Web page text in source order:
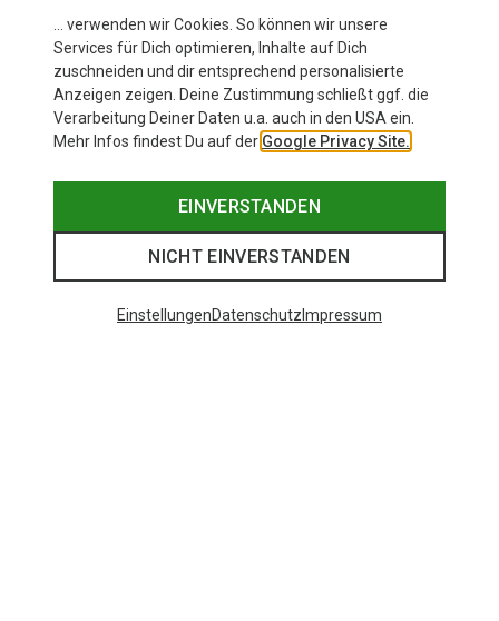
Peak Performance
Damen Discover T-Shirt
CHF 69.95
Peak Performance
Damen Explore Logo T-Shirt
CHF 39.95
… verwenden wir Cookies. So können wir unsere
Services für Dich optimieren, Inhalte auf Dich
zuschneiden und dir entsprechend personalisierte
Anzeigen zeigen. Deine Zustimmung schließt ggf. die
Verarbeitung Deiner Daten u.a. auch in den USA ein.
Mehr Infos findest Du auf der Google Privacy Site.
EINVERSTANDEN
NICHT EINVERSTANDEN
EinstellungenDatenschutz Impressum